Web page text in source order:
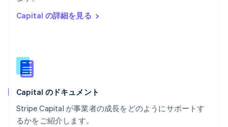
Capital の詳細を見る
Capital のドキュメント
Stripe Capital が事業者の成長をどのようにサポートす
るかをご紹介します。
English
Español
ラトビア
リトアニア
リヒテンシュタイン
DeutschEnglish